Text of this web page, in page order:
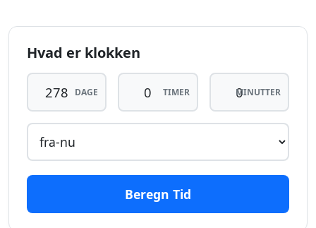
nu
271 dage
siden
09.11.2025
dage
fra-
nu
siden
08.11.2025
fra-
nu
06.05.2027
Hvad er klokken
DAGE TIMER MINUTTER
Beregn Tid